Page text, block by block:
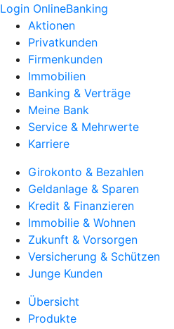
Login OnlineBanking
Aktionen
Privatkunden
Firmenkunden
Immobilien
Banking & Verträge
Meine Bank
Service & Mehrwerte
Karriere
Girokonto & Bezahlen
Geldanlage & Sparen
Kredit & Finanzieren
Immobilie & Wohnen
Zukunft & Vorsorgen
Versicherung & Schützen
Junge Kunden
Übersicht
Produkte